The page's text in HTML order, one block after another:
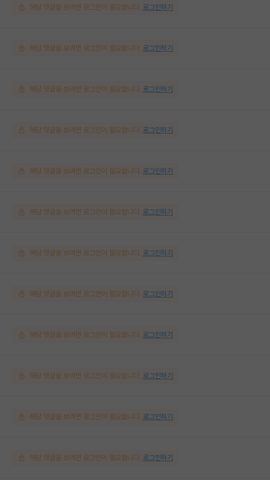
해당 댓글을 보려면 로그인이 필요합니다. 로그인하기
해당 댓글을 보려면 로그인이 필요합니다. 로그인하기
해당 댓글을 보려면 로그인이 필요합니다. 로그인하기
해당 댓글을 보려면 로그인이 필요합니다. 로그인하기
해당 댓글을 보려면 로그인이 필요합니다. 로그인하기
해당 댓글을 보려면 로그인이 필요합니다. 로그인하기
해당 댓글을 보려면 로그인이 필요합니다. 로그인하기
해당 댓글을 보려면 로그인이 필요합니다. 로그인하기
해당 댓글을 보려면 로그인이 필요합니다. 로그인하기
해당 댓글을 보려면 로그인이 필요합니다. 로그인하기
해당 댓글을 보려면 로그인이 필요합니다. 로그인하기
해당 댓글을 보려면 로그인이 필요합니다. 로그인하기